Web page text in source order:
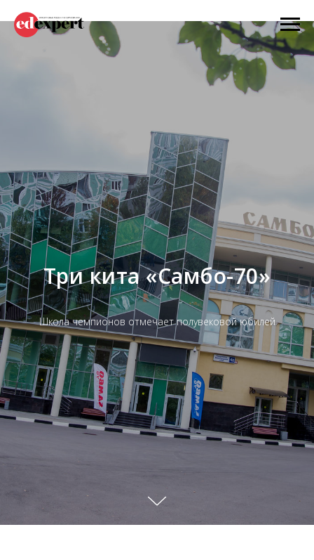
Три кита «Самбо-70»
Школа чемпионов отмечает полувековой юбилей